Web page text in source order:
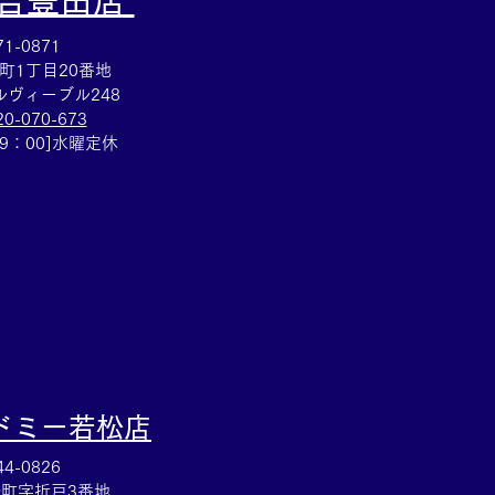
ィトン☆ブランドバッ
0871
1丁目20番地
ヴィーブル248
070-673
：00]水曜定休
ミー若松店
0826
字折戸3番地